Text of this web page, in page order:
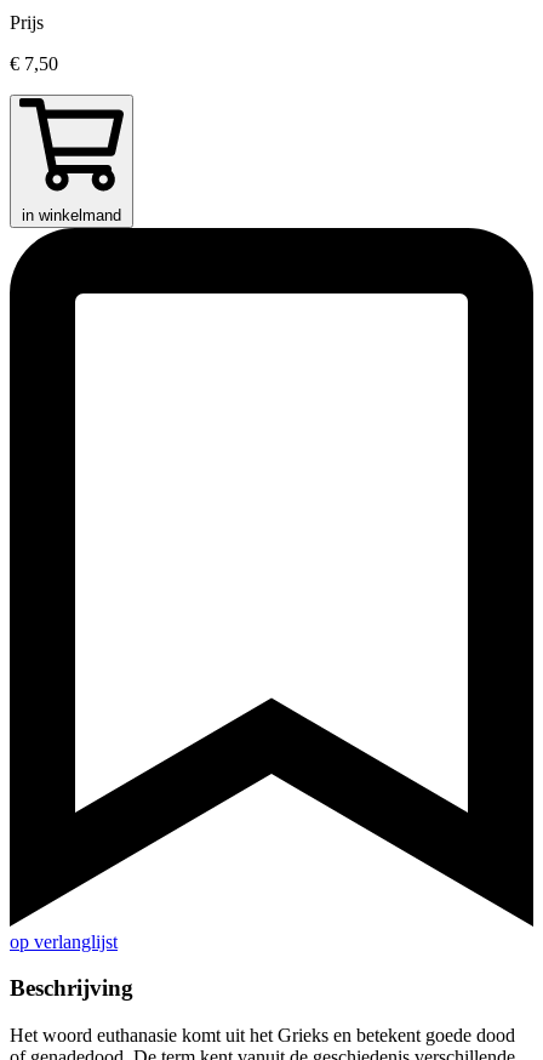
Prijs
€ 7,50
in winkelmand
op verlanglijst
Beschrijving
Het woord euthanasie komt uit het Grieks en betekent goede dood